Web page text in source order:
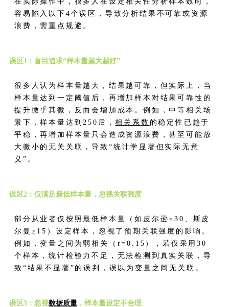
容易陷入以下4个误区，导致分析结果不可靠或资源
浪费，需重点规避。
误区1：盲目追求“样本量越大越好”
很多人认为样本量越大，结果越可靠，但实际上，当
样本量达到一定阈值后，再增加样本对结果可靠性的
提升微乎其微，反而会增加成本。例如，中等相关场
景下，样本量达到250后，相关系数 的稳定性已趋于
平稳，再增加样本量只会造成资源浪费，甚至可能放
大微小的无关关联，导致“统计学显著但实际无意
义”。
误区2：仅满足最低样本量，忽视关联强度
部分从业者仅按照最低样本量（如皮尔逊≥30、斯皮
尔曼≥15）设定样本，忽视了预期关联强度的影响。
例如，变量之间为弱相关（r=0.15），若仅采用30
个样本，统计检验力不足，无法检测到真实关联，导
致“结果不显著”的误判，误以为变量之间无关联。
误区3：忽视数据质量 ，样本量设定不合理